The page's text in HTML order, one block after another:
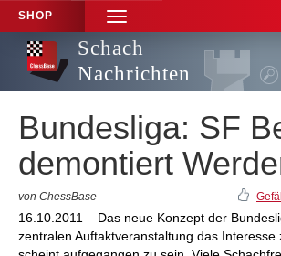
SHOP
TOGGLE
NAVIGATION
Schach
Nachrichten
Bundesliga: SF
demontiert
von ChessBase
16.10.2011 – Das neue Konzept der
zentralen Auftaktveranstaltung das Interesse